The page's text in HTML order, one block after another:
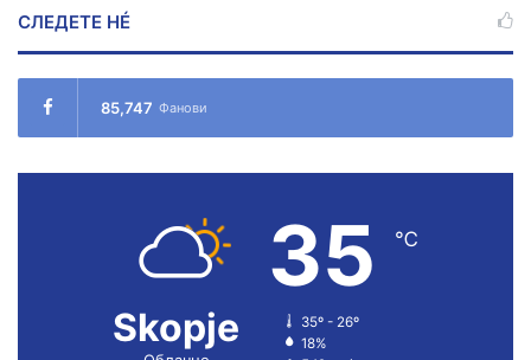
СЛЕДЕТЕ НÉ
85,747 Фанови
Skopje
35 ℃
35º - 26º
18%